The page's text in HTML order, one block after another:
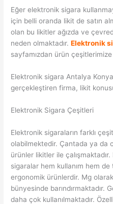
Eğer elektronik sigara
için belli oranda likit de satın
olan bu likitler ağızda ve
neden olmaktadır.Elektronik
sayfamızdan ürün
Elektronik sigara Antalya
gerçekleştiren firma, likit
Elektronik Sigara Çeşitleri
Elektronik sigaraların farklı
olabilmektedir. Çantada ya da
ürünler likitler ile
sigaralar hem kullanım hem de
ergonomik ürünlerdir. Mg
bünyesinde barındırmaktadır.
daha çok kullanılmaktadır.